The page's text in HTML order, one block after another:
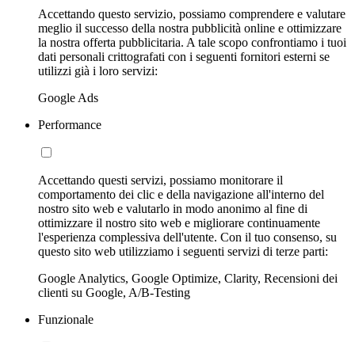
Accettando questo servizio, possiamo comprendere e valutare
meglio il successo della nostra pubblicità online e ottimizzare
la nostra offerta pubblicitaria. A tale scopo confrontiamo i tuoi
dati personali crittografati con i seguenti fornitori esterni se
utilizzi già i loro servizi:
Google Ads
Performance
Accettando questi servizi, possiamo monitorare il
comportamento dei clic e della navigazione all'interno del
nostro sito web e valutarlo in modo anonimo al fine di
ottimizzare il nostro sito web e migliorare continuamente
l'esperienza complessiva dell'utente. Con il tuo consenso, su
questo sito web utilizziamo i seguenti servizi di terze parti:
Google Analytics, Google Optimize, Clarity, Recensioni dei
clienti su Google, A/B-Testing
Funzionale